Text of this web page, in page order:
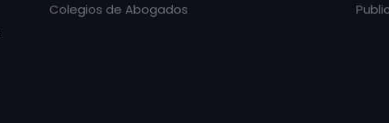
Colegios de Abogados